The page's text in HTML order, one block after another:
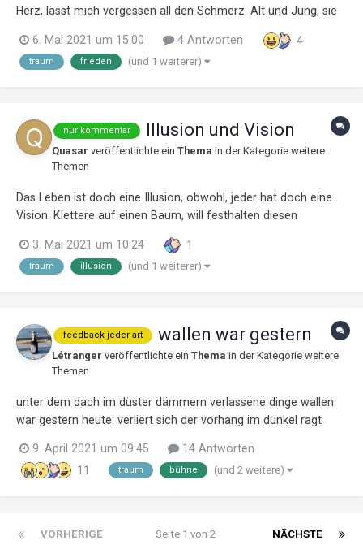
Herz, lässt mich vergessen all den Schmerz. Alt und Jung, sie
beisammen. Mein Friedensfluss fließt immer weiter, kein ewiger
Wettkampf mehr, ke...
6. Mai 2021 um 15:00 4 Antworten 4
traum frieden (und 1 weiterer)
nur kommentar Illusion und Vision
Quasar veröffentlichte ein Thema in der Kategorie weitere
Themen
Das Leben ist doch eine Illusion, obwohl, jeder hat doch eine
Vision. Klettere auf einen Baum, will festhalten diesen
Himmel, in jede Richtung um zu gucken renn' zur Lichtung. Die
Erkenntnis ist Fa...
3. Mai 2021 um 10:24 1
traum illusion (und 1 weiterer)
feedback jeder art wallen war gestern
Létranger veröffentlichte ein Thema in der Kategorie weitere
Themen
unter dem dach im düster dämmern verlassene dinge wallen
war gestern heute: verliert sich der vorhang im dunkel ragt
kisten die seidenen schnüre verheddert traumtaumelnd tanzen
die flusen im schrägen licht einer luke...
9. April 2021 um 09:45
14 Antworten
11
traum bühne (und 2 weitere)
VORHERIGE NÄCHSTE
Seite 1 von 2